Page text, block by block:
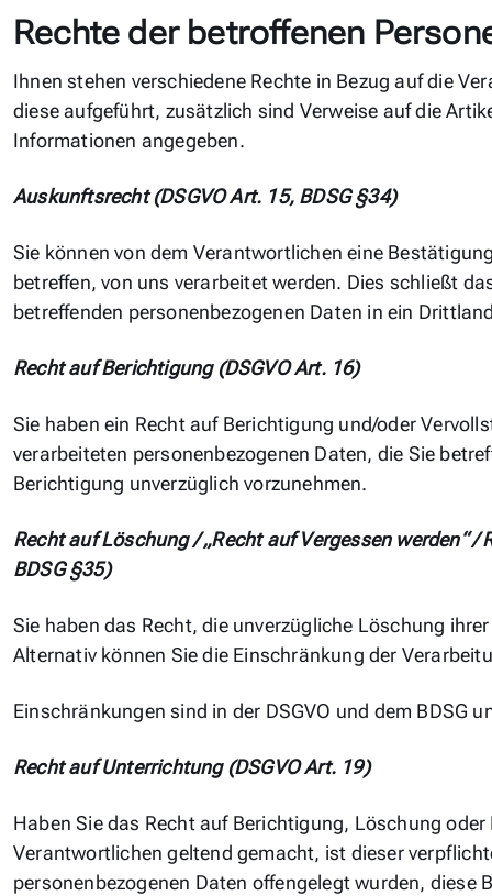
Rechte der betroffenen
Ihnen stehen verschiedene Rechte in Bezug auf die
diese aufgeführt, zusätzlich sind Verweise auf die
Informationen angegeben.
Auskunftsrecht (DSGVO Art. 15, BDSG §34)
Sie können von dem Verantwortlichen eine
betreffen, von uns verarbeitet werden. Dies schließt
betreffenden personenbezogenen Daten in ein
Recht auf Berichtigung (DSGVO Art. 16)
Sie haben ein Recht auf Berichtigung und/oder
verarbeiteten personenbezogenen Daten, die Sie
Berichtigung unverzüglich vorzunehmen.
Recht auf Löschung / „Recht auf Vergessen werden“
BDSG §35)
Sie haben das Recht, die unverzügliche Löschung
Alternativ können Sie die Einschränkung der
Einschränkungen sind in der DSGVO und dem BDSG
Recht auf Unterrichtung (DSGVO Art. 19)
Haben Sie das Recht auf Berichtigung, Löschung
Verantwortlichen geltend gemacht, ist dieser
personenbezogenen Daten offengelegt wurden,